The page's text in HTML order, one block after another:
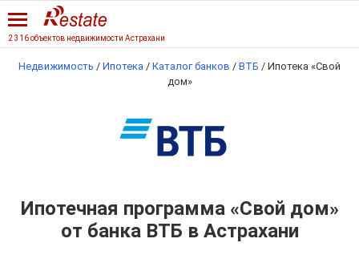
2 316 объектов недвижимости Астрахани
Недвижимость / Ипотека / Каталог банков / ВТБ / Ипотека «Свой
дом»
Ипотечная программа «Свой дом»
от банка ВТБ в Астрахани